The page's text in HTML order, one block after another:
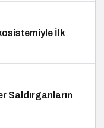
İlk
Saldırganların